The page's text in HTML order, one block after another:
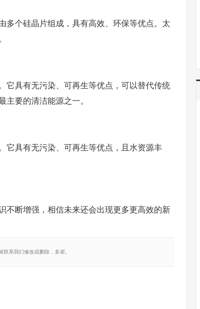
多个硅晶片组成，具有高效、环保等优点。太
它具有无污染、可再生等优点，可以替代传统
主要的清洁能源之一。
它具有无污染、可再生等优点，且水资源丰
不断增强，相信未来还会出现更多更高效的新
系我们修改或删除，多谢。